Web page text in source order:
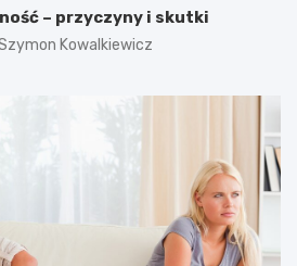
– przyczyny i skutki
Kowalkiewicz